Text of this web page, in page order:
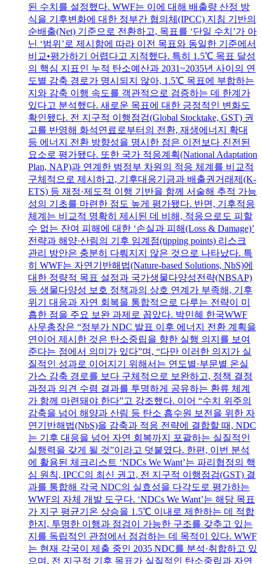
된 수치를 설정했다. WWF는 이에 대해 배출량 산정 방
식을 기후변화에 대한 정부간 협의체(IPCC) 지침 기반의
순배출(Net) 기준으로 전환하고, 목표를 ‘단일 수치’가 아
닌 ‘범위’로 제시함에 따라 이전 목표와 동일한 기준에서
비교•평가하기 어렵다고 지적했다. 특히 1.5℃ 목표 달성
의 핵심 지표인 누적 탄소예산과 2031~2035년 사이의 연
도별 감축 경로가 명시되지 않아, 1.5℃ 목표에 부합하는
지와 감축 이행 속도를 객관적으로 검증하는 데 한계가
있다고 분석했다. 새로운 목표에 대한 긍정적인 변화도
확인됐다. 전 지구적 이행점검(Global Stocktake, GST) 권
고를 반영해 화석연료로부터의 전환, 재생에너지 확대
등 에너지 전환 방향성을 명시한 점은 이전보다 진전된
요소로 평가됐다. 또한 국가 적응계획(National Adaptation
Plan, NAP)과 연계한 범정부 차원의 적응 체계를 비교적
구체적으로 제시하고, 기후대응기금과 배출권거래제(K-
ETS) 등 재정·제도적 이행 기반을 함께 서술해 추적 가능
성의 기초를 마련한 점도 높게 평가됐다. 반면, 기후적응
체계는 비교적 명확히 제시된 데 비해, 적응으로도 피할
수 없는 잔여 피해에 대한 ‘손실과 피해(Loss & Damage)’
전략과 해양·산림의 기후 임계점(tipping points) 리스크
관리 방안은 충분히 다뤄지지 않은 것으로 나타났다. 특
히 WWF는 자연기반해법(Nature-based Solutions, NbS)에
대한 정량적 목표 설정과 국가생물다양성전략(NBSAP)
등 생물다양성 보호 정책과의 상호 연계가 부족해, 기후
위기 대응과 자연 회복을 통합적으로 다루는 전략이 미
흡한 점을 주요 보완 과제로 꼽았다. 박민혜 한국WWF
사무총장은 “정부가 NDC 발표 이후 에너지 전환 계획을
연이어 제시한 것은 탄소중립을 향한 실행 의지를 보여
준다는 점에서 의미가 있다”며, “다만 이러한 의지가 실
질적인 성과로 이어지기 위해서는 연도별·부문별 온실
가스 감축 경로를 보다 구체적으로 보완하고, 정책 결정
과정과 의견 수렴 결과를 투명하게 공유하는 환류 체계
가 함께 마련돼야 한다”고 강조했다. 이어 “수치 위주의
감축을 넘어 해양과 산림 등 탄소 흡수원 보전을 위한 자
연기반해법(NbS)을 감축과 적응 전략에 결합할 때, NDC
는 기후 대응을 넘어 자연 회복까지 포괄하는 실질적인
실행력을 갖게 될 것”이라고 덧붙였다. 한편, 이번 분석
에 활용된 체크리스트 ‘NDCs We Want’는 파리협정의 핵
심 원칙, IPCC의 최신 권고, 전 지구적 이행점검(GST) 결
과를 통합해 각국 NDC의 실효성을 다각도로 평가하는
WWF의 자체 개발 도구다. ‘NDCs We Want’는 해당 목표
가 지구 평균기온 상승을 1.5℃ 이내로 제한하는 데 적합
한지, 투명한 이행과 점검이 가능한 구조를 갖추고 있는
지를 독립적인 관점에서 점검하는 데 목적이 있다. WWF
는 현재 각국이 제출 중인 2035 NDC를 분석·취합하고 있
으며, 전 지구적 기후 목표가 실질적인 탄소중립과 자연